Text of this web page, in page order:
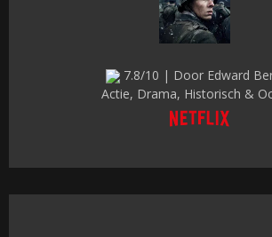
7.8/10 | Door Edward
Actie, Drama, Historisch &